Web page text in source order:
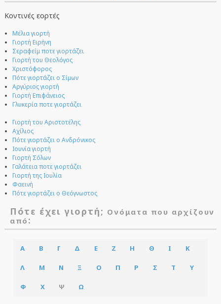
Κοντινές εορτές
Μέλια γιορτή
Γιορτή Ειρήνη
Σεραφείμ ποτε γιορτάζει
Γιορτή του Θεολόγος
Χριστόφορος
Πότε γιορτάζει ο Σίμων
Αργύριος γιορτή
Γιορτή Επιφάνειος
Γλυκερία ποτε γιορτάζει
Γιορτή του Αριστοτέλης
Αχίλιος
Πότε γιορτάζει ο Ανδρόνικος
Ιουνία γιορτή
Γιορτή Σόλων
Γαλάτεια ποτε γιορτάζει
Γιορτή της Ιουλία
Φαεινή
Πότε γιορτάζει ο Θεόγνωστος
Πότε έχει γιορτή; Ονόματα που αρχίζουν
από :
Α Β Γ Δ Ε Ζ Η Θ Ι Κ
Λ Μ Ν Ξ Ο Π Ρ Σ Τ Υ
Φ Χ Ψ Ω